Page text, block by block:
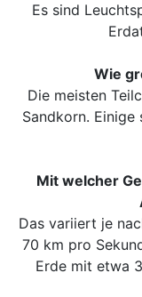
Es sind
Wie
Die meisten
Sandkorn.
Mit welcher
Das variiert je
70 km pro
Erde mit etwa